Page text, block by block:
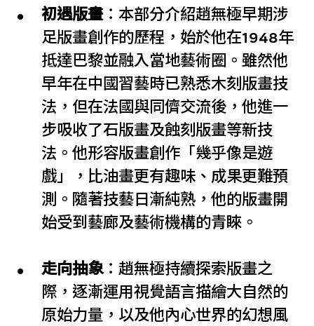
初遇版畫：本部分介紹趙無極早期涉
足版畫創作的歷程，始於他在1948年
抵達巴黎並融入當地藝術圈。雖然他
早年在中國習藝時已熟悉木刻版畫技
法，但在法國與同儕交流後，他進一
步吸收了石版畫及蝕刻版畫等新技
法。他形容版畫創作「幾乎像是遊
戲」，比油畫更有趣味、成果更難預
測。隨著技藝日漸純熟，他的版畫開
始受到藝廊及藝術機構的青睞。
走向抽象：趙無極持續探索版畫之
際，逐漸運用視覺語言描繪大自然的
原始力量，以及他內心世界的幻想風